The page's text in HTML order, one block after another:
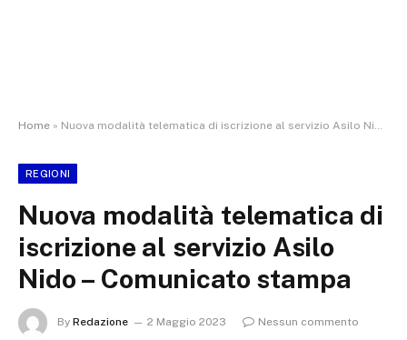
Home » Nuova modalità telematica di iscrizione al servizio Asilo Nido – Comunicato stampa
REGIONI
Nuova modalità telematica di
iscrizione al servizio Asilo
Nido – Comunicato stampa
By Redazione 2 Maggio 2023
Nessun commento